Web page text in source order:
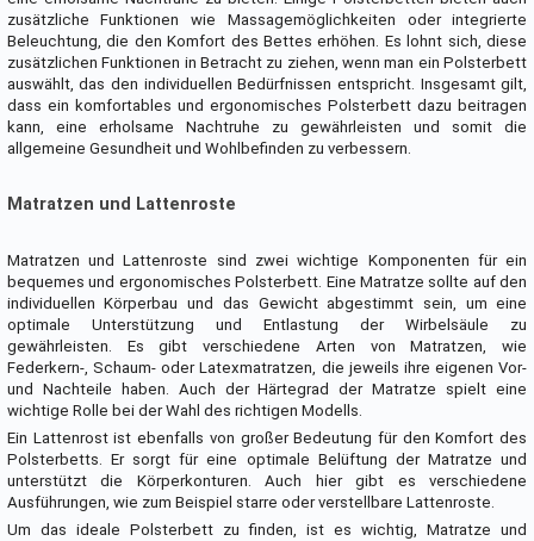
zusätzliche Funktionen wie Massagemöglichkeiten oder integrierte
Beleuchtung, die den Komfort des Bettes erhöhen. Es lohnt sich, diese
zusätzlichen Funktionen in Betracht zu ziehen, wenn man ein Polsterbett
auswählt, das den individuellen Bedürfnissen entspricht. Insgesamt gilt,
dass ein komfortables und ergonomisches Polsterbett dazu beitragen
kann, eine erholsame Nachtruhe zu gewährleisten und somit die
allgemeine Gesundheit und Wohlbefinden zu verbessern.
Matratzen und Lattenroste
Matratzen und Lattenroste sind zwei wichtige Komponenten für ein
bequemes und ergonomisches Polsterbett. Eine Matratze sollte auf den
individuellen Körperbau und das Gewicht abgestimmt sein, um eine
optimale Unterstützung und Entlastung der Wirbelsäule zu
gewährleisten. Es gibt verschiedene Arten von Matratzen, wie
Federkern-, Schaum- oder Latexmatratzen, die jeweils ihre eigenen Vor-
und Nachteile haben. Auch der Härtegrad der Matratze spielt eine
wichtige Rolle bei der Wahl des richtigen Modells.
Ein Lattenrost ist ebenfalls von großer Bedeutung für den Komfort des
Polsterbetts. Er sorgt für eine optimale Belüftung der Matratze und
unterstützt die Körperkonturen. Auch hier gibt es verschiedene
Ausführungen, wie zum Beispiel starre oder verstellbare Lattenroste.
Um das ideale Polsterbett zu finden, ist es wichtig, Matratze und